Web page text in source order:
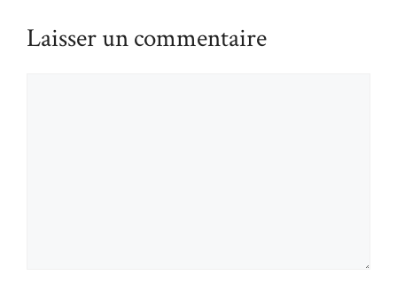
Laisser un commentaire